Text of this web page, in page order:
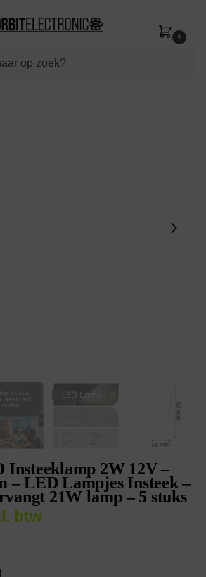
Zoeken
0
/ Lichtbronnen
Insteeklamp 2W 12V –
– LED Lampjes Insteek –
21W lamp – 5 stuks
btw